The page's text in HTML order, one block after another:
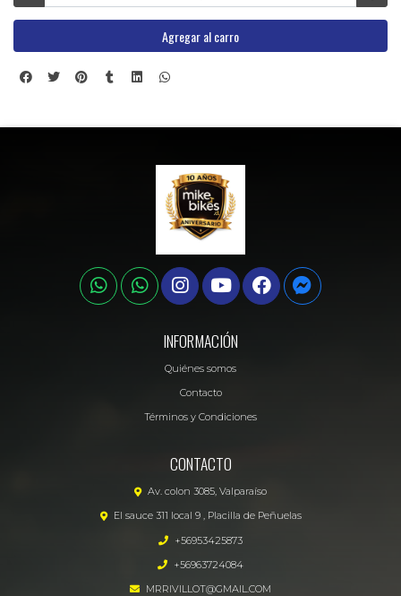
Agregar al carro
INFORMACIÓN
Quiénes somos
Contacto
Términos y Condiciones
CONTACTO
Av. colon 3085, Valparaíso
El sauce 311 local 9 , Placilla de Peñuelas
+56953425873
+56963724084
MRRIVILLOT@GMAIL.COM